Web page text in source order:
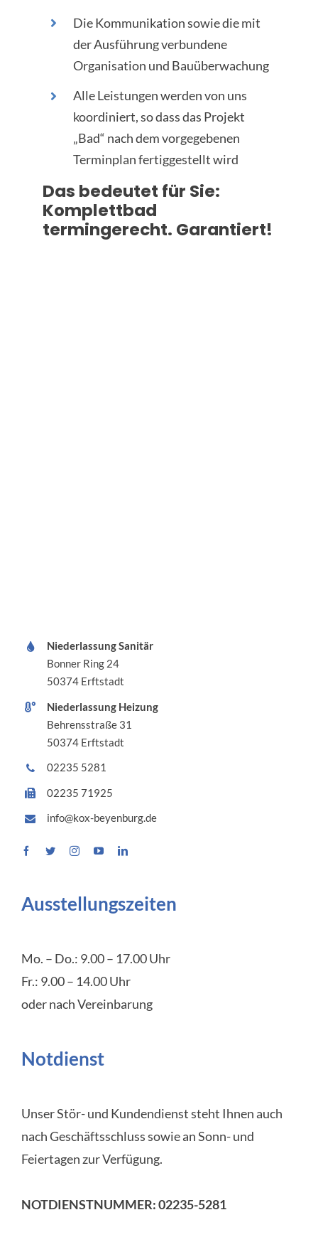
Die Kommunikation sowie die mit
der Ausführung verbundene
Organisation und Bauüberwachung
Alle Leistungen werden von uns
koordiniert, so dass das Projekt
„Bad“ nach dem vorgegebenen
Terminplan fertiggestellt wird
Das bedeutet für Sie:
Komplettbad
termingerecht. Garantiert!
Niederlassung Sanitär
Bonner Ring 24
50374 Erftstadt
Niederlassung Heizung
Behrensstraße 31
50374 Erftstadt
02235 5281
02235 71925
info@kox-beyenburg.de
Ausstellungszeiten
Mo. – Do.: 9.00 – 17.00 Uhr
Fr.: 9.00 – 14.00 Uhr
oder nach Vereinbarung
Notdienst
Unser Stör- und Kundendienst steht Ihnen auch
nach Geschäftsschluss sowie an Sonn- und
Feiertagen zur Verfügung.
NOTDIENSTNUMMER: 02235-5281